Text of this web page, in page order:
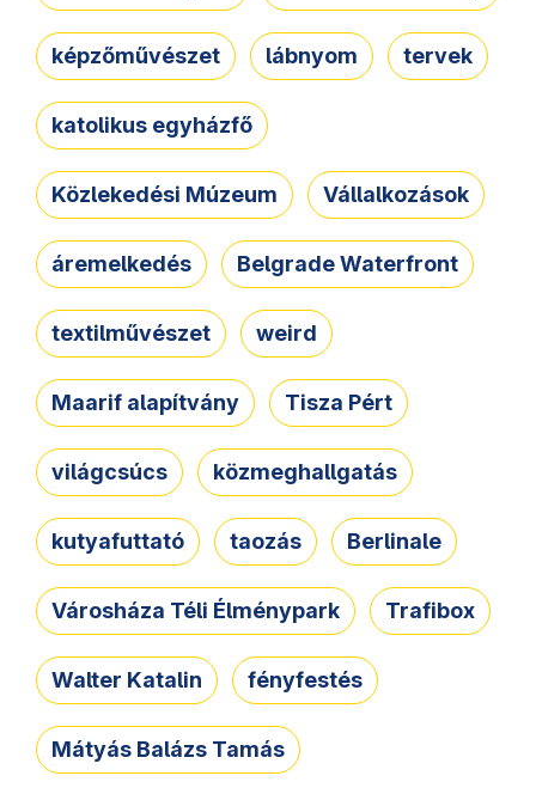
képzőművészet lábnyom tervek
katolikus egyházfő
Közlekedési Múzeum Vállalkozások
áremelkedés Belgrade Waterfront
textilművészet weird
Maarif alapítvány Tisza Pért
világcsúcs közmeghallgatás
kutyafuttató taozás Berlinale
Városháza Téli Élménypark Trafibox
Walter Katalin fényfestés
Mátyás Balázs Tamás